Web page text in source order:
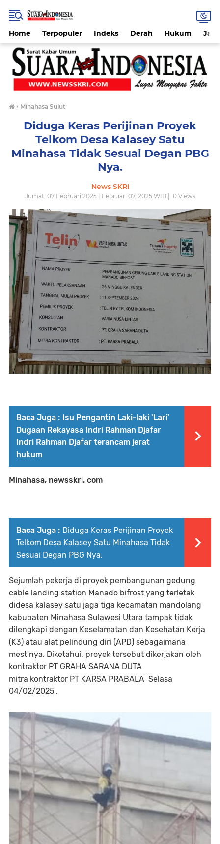
Home Terpopuler Indeks Derah Hukum
› Minahasa Sulut
Diduga Keras Perijinan Proyek
Telkom Desa Kalasey Satu
Minahasa Tidak Sesuai Degan PBG
Nya.
News SKRI
Jumat, 07 Februari 2025 | Februari 07, 2025 WIB | 0Views
Baca Juga : Isu Pengantin Laki-laki 'Lari'
Dugaan Rekayasa Indri Rahman Djafar
Indri Rahman Djafar terancam jerat
hukum
Minahasa, newsskri. com
Baca Juga : Diduga Keras Perijinan Proyek
Telkom Desa Kalasey Satu Minahasa Tidak
Sesuai Degan PBG Nya.
Sejumlah pekerja di proyek pembangunan gedung
cable landing station Manado bifrost yang terletak
didesa kalasey satu jaga tiga kecamatan mandolang
kabupaten Minahasa Sulawesi Utara tampak tidak
dilengkapi dengan Keselamatan dan Kesehatan Kerja
(K3) atau alat pelindung diri (APD) sebagaimana
mestinya. Diketahui, proyek tersebut dikerjakan oleh
kontraktor PT GRAHA SARANA DUTA
mitra kontraktor PT KARSA PRABALA Selasa
04/02/2025 .